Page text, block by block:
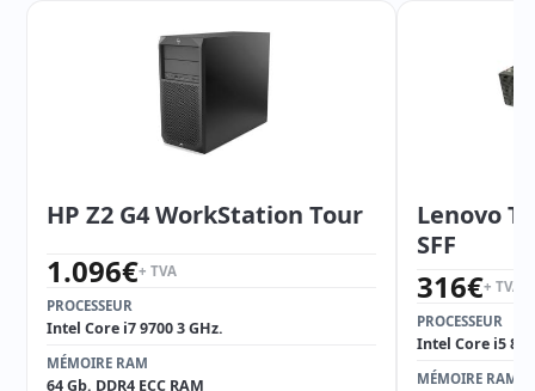
HP Z2 G4 WorkStation Tour
1.096€+ TVA
PROCESSEUR
Intel Core i7 9700 3 GHz.
MÉMOIRE RAM
64 Gb. DDR4 ECC RAM
Lenovo
SFF
316€+ TVA
PROCESSEUR
Intel Core i5
MÉMOIRE RAM